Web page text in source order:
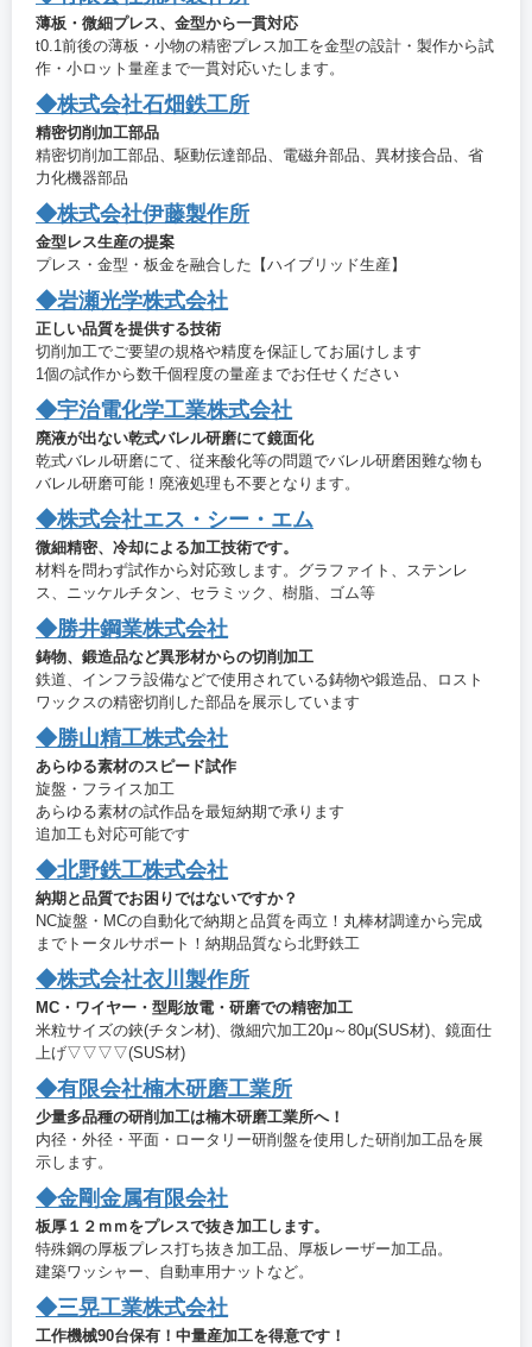
薄板・微細プレス、金型から一貫対応
t0.1前後の薄板・小物の精密プレス加工を金型の設計・製作から試
作・小ロット量産まで一貫対応いたします。
◆株式会社石畑鉄工所
精密切削加工部品
精密切削加工部品、駆動伝達部品、電磁弁部品、異材接合品、省
力化機器部品
◆株式会社伊藤製作所
金型レス生産の提案
プレス・金型・板金を融合した【ハイブリッド生産】
◆岩瀬光学株式会社
正しい品質を提供する技術
切削加工でご要望の規格や精度を保証してお届けします
1個の試作から数千個程度の量産までお任せください
◆宇治電化学工業株式会社
廃液が出ない乾式バレル研磨にて鏡面化
乾式バレル研磨にて、従来酸化等の問題でバレル研磨困難な物も
バレル研磨可能！廃液処理も不要となります。
◆株式会社エス・シー・エム
微細精密、冷却による加工技術です。
材料を問わず試作から対応致します。グラファイト、ステンレ
ス、ニッケルチタン、セラミック、樹脂、ゴム等
◆勝井鋼業株式会社
鋳物、鍛造品など異形材からの切削加工
鉄道、インフラ設備などで使用されている鋳物や鍛造品、ロスト
ワックスの精密切削した部品を展示しています
◆勝山精工株式会社
あらゆる素材のスピード試作
旋盤・フライス加工
あらゆる素材の試作品を最短納期で承ります
追加工も対応可能です
◆北野鉄工株式会社
納期と品質でお困りではないですか？
NC旋盤・MCの自動化で納期と品質を両立！丸棒材調達から完成
までトータルサポート！納期品質なら北野鉄工
◆株式会社衣川製作所
MC・ワイヤー・型彫放電・研磨での精密加工
米粒サイズの鋏(チタン材)、微細穴加工20μ～80μ(SUS材)、鏡面仕
上げ▽▽▽▽(SUS材)
◆有限会社楠木研磨工業所
少量多品種の研削加工は楠木研磨工業所へ！
内径・外径・平面・ロータリー研削盤を使用した研削加工品を展
示します。
◆金剛金属有限会社
板厚１２ｍｍをプレスで抜き加工します。
特殊鋼の厚板プレス打ち抜き加工品、厚板レーザー加工品。
建築ワッシャー、自動車用ナットなど。
◆三晃工業株式会社
工作機械90台保有！中量産加工を得意です！